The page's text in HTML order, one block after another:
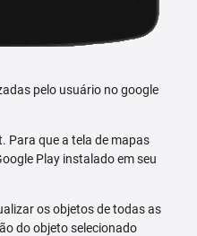
pelo usuário no google
Para que a tela de mapas
Play instalado em seu
os objetos de todas as
do objeto selecionado